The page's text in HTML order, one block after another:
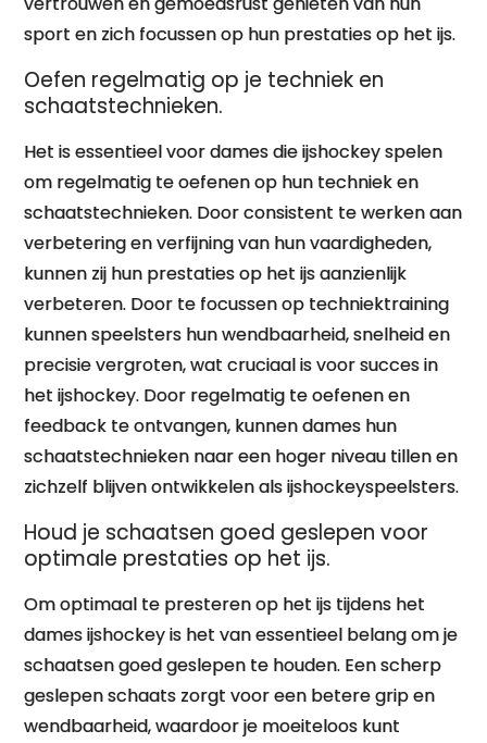
sport en zich focussen op hun prestaties op het ijs.
Oefen regelmatig op je techniek en
schaatstechnieken.
Het is essentieel voor dames die ijshockey spelen
om regelmatig te oefenen op hun techniek en
schaatstechnieken. Door consistent te werken aan
verbetering en verfijning van hun vaardigheden,
kunnen zij hun prestaties op het ijs aanzienlijk
verbeteren. Door te focussen op techniektraining
kunnen speelsters hun wendbaarheid, snelheid en
precisie vergroten, wat cruciaal is voor succes in
het ijshockey. Door regelmatig te oefenen en
feedback te ontvangen, kunnen dames hun
schaatstechnieken naar een hoger niveau tillen en
zichzelf blijven ontwikkelen als ijshockeyspeelsters.
Houd je schaatsen goed geslepen voor
optimale prestaties op het ijs.
Om optimaal te presteren op het ijs tijdens het
dames ijshockey is het van essentieel belang om je
schaatsen goed geslepen te houden. Een scherp
geslepen schaats zorgt voor een betere grip en
wendbaarheid, waardoor je moeiteloos kunt